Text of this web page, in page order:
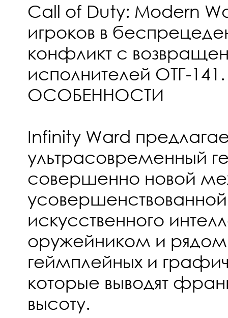
Call of Duty: Modern
игроков в
конфликт с
исполнителей ОТГ-141.
ОСОБЕННОСТИ
Infinity Ward
ультрасовременный
совершенно новой
искусственного
оружейником и рядом
геймплейных и
которые выводят
высоту.